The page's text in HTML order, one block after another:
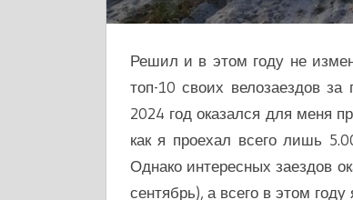
Решил и в этом году не
топ-10 своих велозаездов
2024 год оказался для меня
как я проехал всего лишь
Однако интересных заездов
сентябрь), а всего в этом